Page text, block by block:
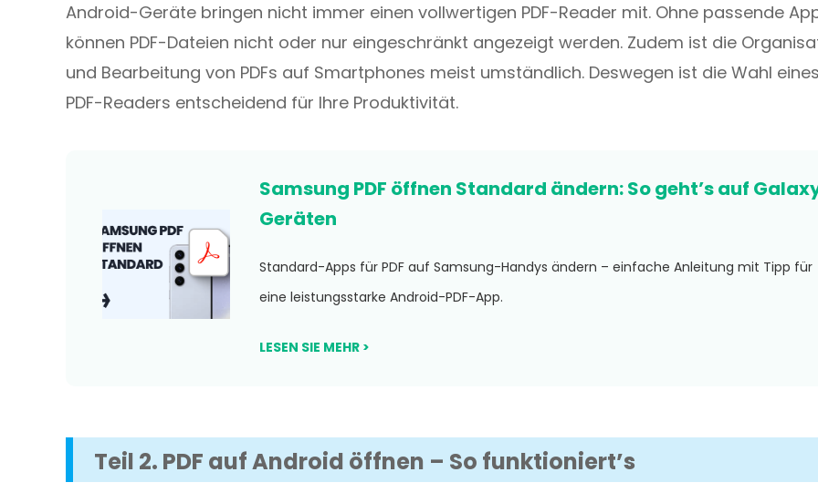
Android-Geräte bringen nicht immer einen vollwertigen PDF-Reader mit. Ohne passende
können PDF-Dateien nicht oder nur eingeschränkt angezeigt werden. Zudem ist die
und Bearbeitung von PDFs auf Smartphones meist umständlich. Deswegen ist die Wahl
PDF-Readers entscheidend für Ihre Produktivität.
Samsung PDF öffnen Standard ändern: So geht’s auf
Geräten
Standard-Apps für PDF auf Samsung-Handys ändern – einfache Anleitung mit Tipp für
eine leistungsstarke Android-PDF-App.
LESEN SIE MEHR >
Teil 2. PDF auf Android öffnen – So funktioniert’s